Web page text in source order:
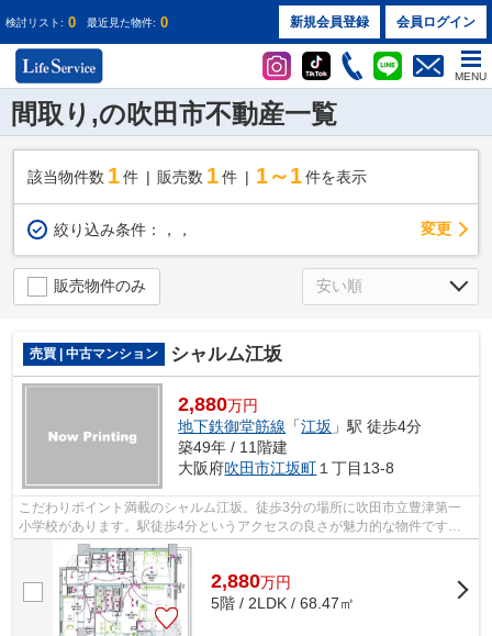
検討リスト: 0 最近見た物件: 0 新規会員登録 会員ログイン
MENU
間取り,の吹田市不動産一覧
該当物件数 1件 販売数 1 件 1～1 件を表示
絞り込み条件： ，， 変更
販売物件のみ
売買 | 中古マンション シャルム江坂
2,880万円
地下鉄御堂筋線 「江坂 」駅 徒歩4分
築49年 / 11階建
大阪府吹田市江坂町 １丁目13-8
こだわりポイント満載のシャルム江坂。徒歩3分の場所に吹田市立豊津第一
小学校があります。駅徒歩4分というアクセスの良さが魅力的な物件です。
当社の経験豊富なスタッフがしっかりと...
2,880万円
5階 / 2LDK / 68.47㎡